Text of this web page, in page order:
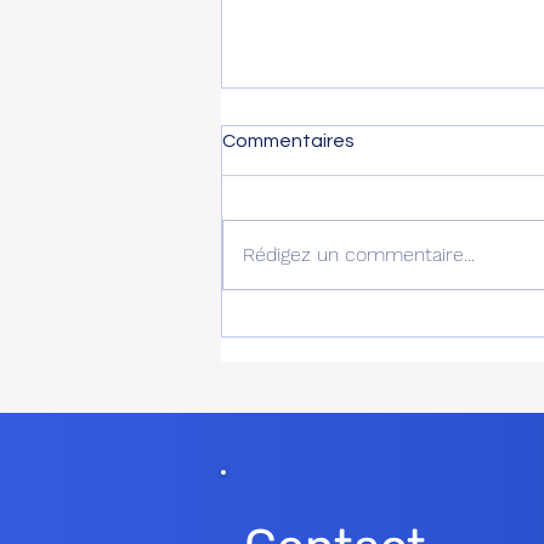
Commentaires
Rédigez un commentaire...